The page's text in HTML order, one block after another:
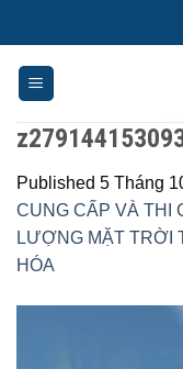
content
Published 5 Tháng
CUNG CẤP VÀ THI
LƯỢNG MẶT TRỜI
HÓA